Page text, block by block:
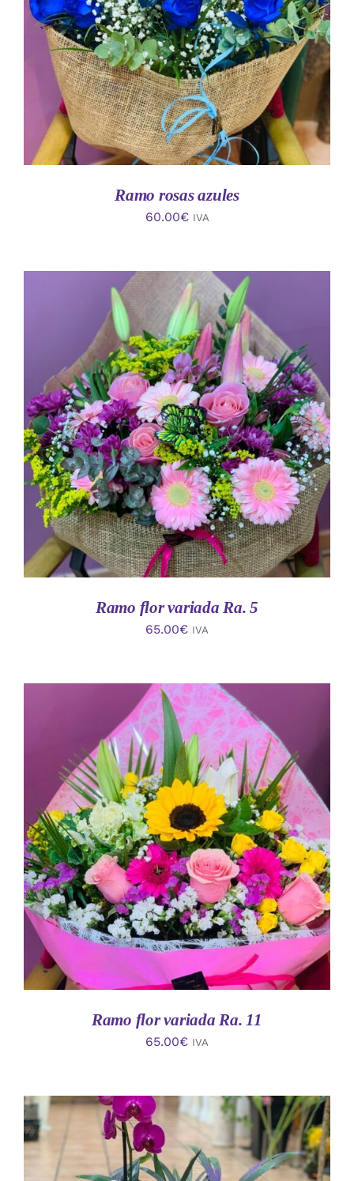
AÑADIR AL CARRITO
/
DETALLES
Ramo rosas azules
60.00€ IVA
AÑADIR AL CARRITO
/
DETALLES
Ramo flor variada Ra. 5
65.00€ IVA
AÑADIR AL CARRITO
/
DETALLES
Ramo flor variada Ra. 11
65.00€ IVA